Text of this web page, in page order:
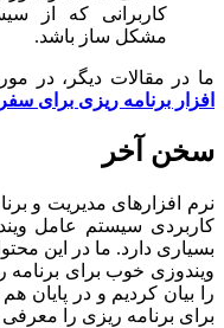
کاربرانی که از
مشکل ساز باشد.
مقالات دیگر، در مورد
برنامه ریزی برای سفر
آخر
مدیریت و برنامه
سیستم عامل ویندوز
دارد. ما در این محتوا
خوب برای برنامه ریزی،
کردیم و در پایان هم
برنامه ریزی را معرفی